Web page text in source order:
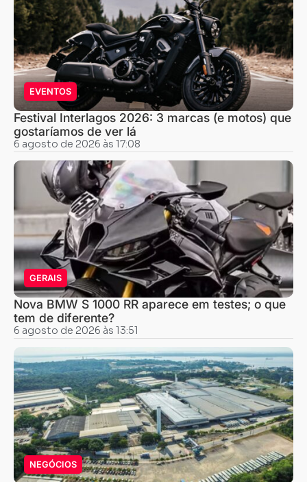
EVENTOS
Festival Interlagos 2026: 3 marcas (e motos) que
gostaríamos de ver lá
6 agosto de 2026 às 17:08
GERAIS
Nova BMW S 1000 RR aparece em testes; o que
tem de diferente?
6 agosto de 2026 às 13:51
NEGÓCIOS